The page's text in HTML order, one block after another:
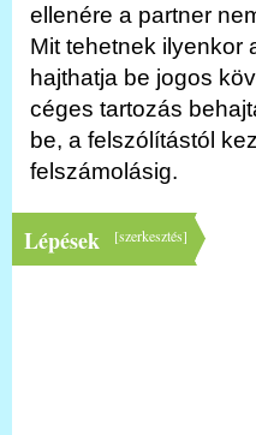
ellenére a partner
Mit tehetnek ilyenkor
hajthatja be jogos
céges tartozás
be, a felszólítástól
felszámolásig.
[szerkesztés]
Lépések